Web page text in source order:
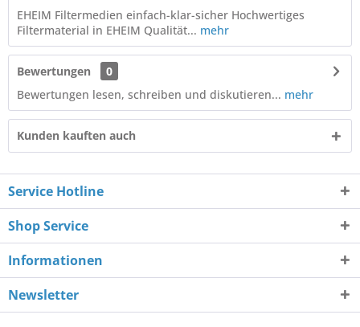
EHEIM Filtermedien einfach-klar-sicher Hochwertiges
Filtermaterial in EHEIM Qualität... mehr
Bewertungen
0
Bewertungen lesen, schreiben und diskutieren... mehr
Kunden kauften auch
Service Hotline
Shop Service
Informationen
Newsletter